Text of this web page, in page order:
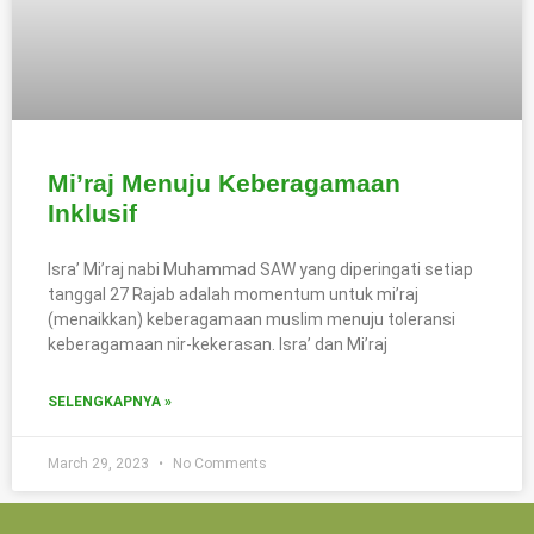
Mi’raj Menuju Keberagamaan
Inklusif
Isra’ Mi’raj nabi Muhammad SAW yang diperingati setiap
tanggal 27 Rajab adalah momentum untuk mi’raj
(menaikkan) keberagamaan muslim menuju toleransi
keberagamaan nir-kekerasan. Isra’ dan Mi’raj
SELENGKAPNYA »
March 29, 2023 No Comments